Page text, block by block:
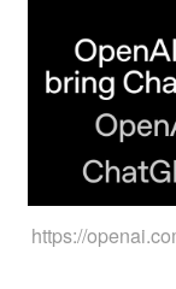
https://